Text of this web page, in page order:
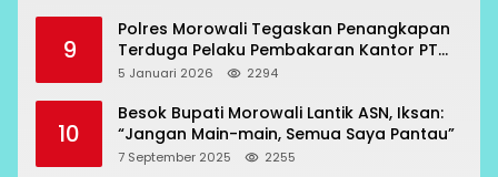
9
Polres Morowali Tegaskan Penangkapan
Terduga Pelaku Pembakaran Kantor PT
RCP Sesuai Prosedur
5 Januari 2026 2294
10
Besok Bupati Morowali Lantik ASN, Iksan:
“Jangan Main-main, Semua Saya Pantau”
7 September 2025 2255